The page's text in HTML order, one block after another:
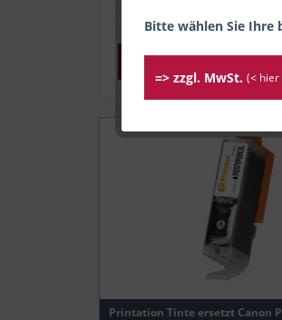
Weitere Filter
Originale / Alternativen
Printation
Canon PIXMA
Canon PIXMA
Canon PIXMA
Canon PIXMA
Printation Tinte ersetzt Canon
Bitte wählen Sie Ihre
=> zzgl. MwSt. (< hier